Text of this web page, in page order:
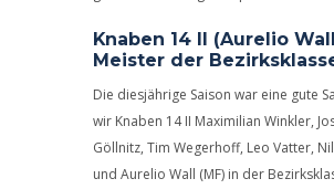
Knaben 14 II (Aurelio
Meister der
Die diesjährige Saison war eine gute
wir Knaben 14 II Maximilian Winkler,
Göllnitz, Tim Wegerhoff, Leo Vatter,
und Aurelio Wall (MF) in der